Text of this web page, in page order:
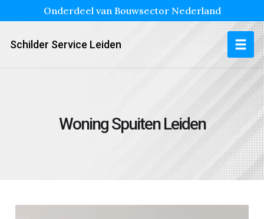
Onderdeel van Bouwsector Nederland
Schilder Service Leiden
Woning Spuiten Leiden